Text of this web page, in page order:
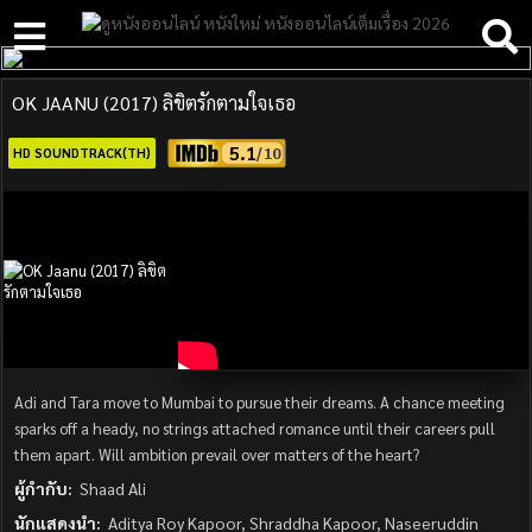
OK JAANU (2017) ลิขิตรักตามใจเธอ
HD SOUNDTRACK(TH) 5.1
Adi and Tara move to Mumbai to pursue their dreams. A chance meeting
sparks off a heady, no strings attached romance until their careers pull
them apart. Will ambition prevail over matters of the heart?
ผู้กำกับ: Shaad Ali
นักแสดงนำ: Aditya Roy Kapoor, Shraddha Kapoor, Naseeruddin